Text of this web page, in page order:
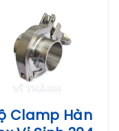
Clamp Hàn